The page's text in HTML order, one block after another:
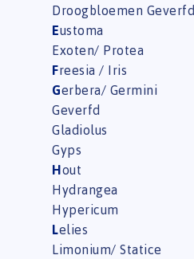
Droogbloemen Geverfd
Eustoma
Exoten/ Protea
Freesia / Iris
Gerbera/ Germini
Geverfd
Gladiolus
Gyps
Hout
Hydrangea
Hypericum
Lelies
Limonium/ Statice